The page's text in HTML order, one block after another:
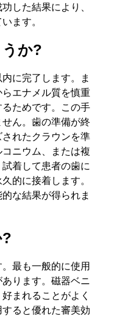
した結果により、
ます。
か?
に完了します。ま
エナメル質を慎重
ためです。この手
ん。歯の準備が終
れたクラウンを準
ニウム、または複
着して患者の歯に
的に接着します。
な結果が得られま
最も一般的に使用
ります。磁器ベニ
まれることがよく
ると優れた審美効